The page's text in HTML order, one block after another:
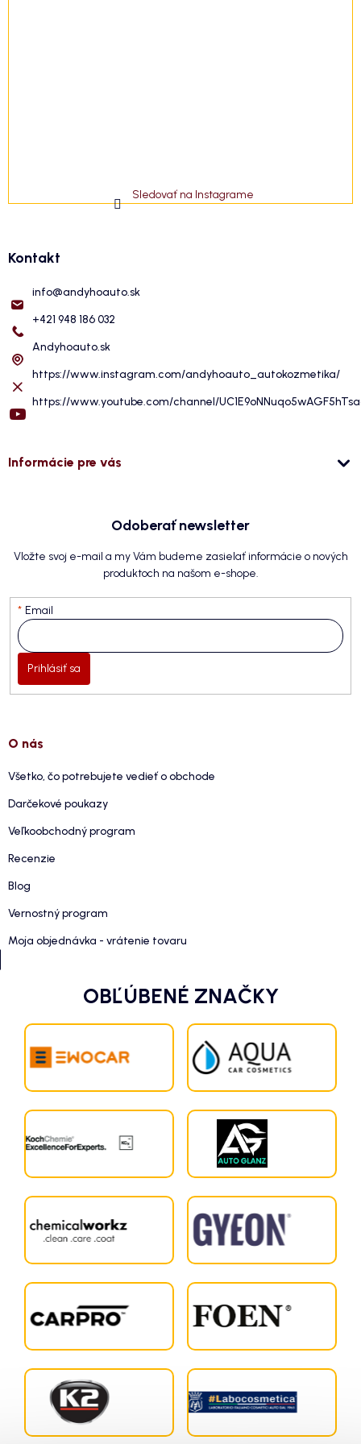
Sledovať na Instagrame
Kontakt
info@andyhoauto.sk
+421 948 186 032
Andyhoauto.sk
https://www.instagram.com/andyhoauto_autokozmetika/
https://www.youtube.com/channel/
Informácie pre vás
Odoberať newsletter
Vložte svoj e-mail a my Vám budeme zasielať informácie o nových
produktoch na našom e-shope.
Email
Prihlásiť sa
O nás
Všetko, čo potrebujete vedieť o obchode
Darčekové poukazy
Veľkoobchodný program
Recenzie
Blog
Vernostný program
Moja objednávka - vrátenie tovaru
OBĽÚBENÉ ZNAČKY